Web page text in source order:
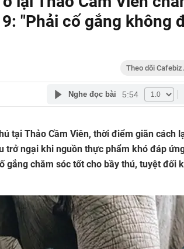
"Phải cố gắng không
Theo dõi
Nghe đọc bài 5:54
tại Thảo Cầm Viên, thời điểm giãn cách
trở ngại khi nguồn thực phẩm khó đáp
gắng chăm sóc tốt cho bầy thú, tuyệt đối